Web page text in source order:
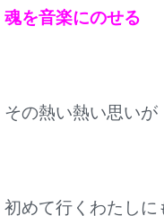
魂を音楽にのせる
その熱い熱い思いが
初めて行くわたしに